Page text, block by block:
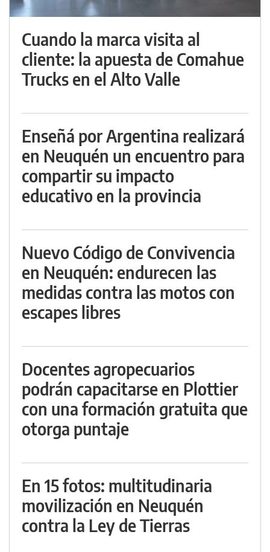
Cuando la marca visita al
cliente: la apuesta de Comahue
Trucks en el Alto Valle
Enseñá por Argentina realizará
en Neuquén un encuentro para
compartir su impacto
educativo en la provincia
Nuevo Código de Convivencia
en Neuquén: endurecen las
medidas contra las motos con
escapes libres
Docentes agropecuarios
podrán capacitarse en Plottier
con una formación gratuita que
otorga puntaje
En 15 fotos: multitudinaria
movilización en Neuquén
contra la Ley de Tierras